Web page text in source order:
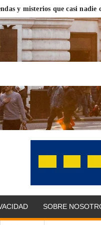
que casi nadie conoce.
SOBRE